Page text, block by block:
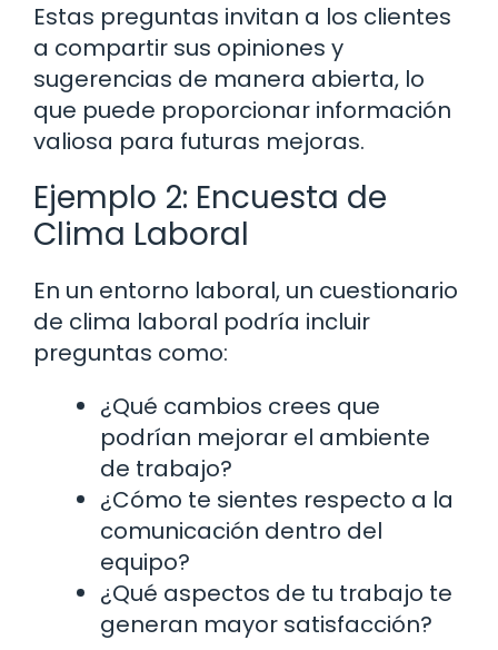
Estas preguntas invitan a los clientes
a compartir sus opiniones y
sugerencias de manera abierta, lo
que puede proporcionar información
valiosa para futuras mejoras.
Ejemplo 2: Encuesta de
Clima Laboral
En un entorno laboral, un cuestionario
de clima laboral podría incluir
preguntas como:
¿Qué cambios crees que
podrían mejorar el ambiente
de trabajo?
¿Cómo te sientes respecto a la
comunicación dentro del
equipo?
¿Qué aspectos de tu trabajo te
generan mayor satisfacción?